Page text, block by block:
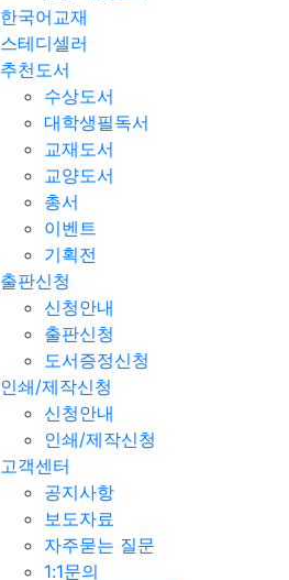
한국어교재
스테디셀러
추천도서
수상도서
대학생필독서
교재도서
교양도서
총서
이벤트
기획전
출판신청
신청안내
출판신청
도서증정신청
인쇄/제작신청
신청안내
인쇄/제작신청
고객센터
공지사항
보도자료
자주묻는 질문
1:1문의